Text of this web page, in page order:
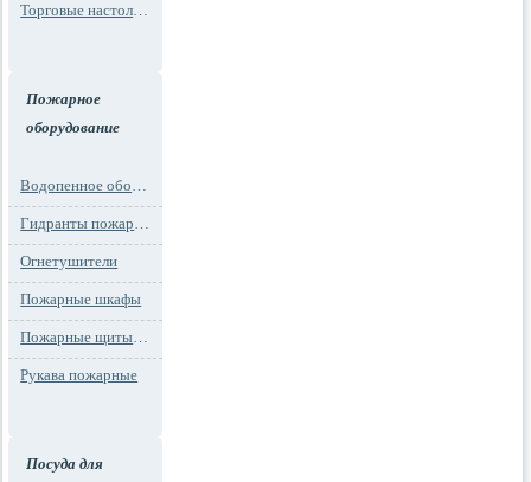
Торговые настольные весы MAX до 30 кг
Пожарное
оборудование
Водопенное оборудование
Гидранты пожарные и подставки
Огнетушители
Пожарные шкафы
Пожарные щиты и стенды
Рукава пожарные
Посуда для